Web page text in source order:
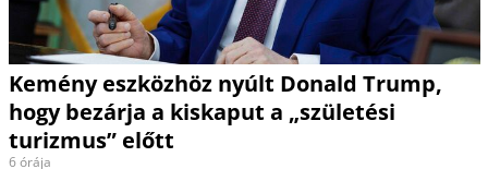
Kemény eszközhöz nyúlt Donald Trump,
hogy bezárja a kiskaput a „születési
turizmus” előtt
6 órája